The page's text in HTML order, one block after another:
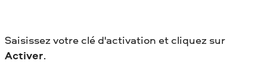
Saisissez votre clé d'activation et cliquez sur
Activer.